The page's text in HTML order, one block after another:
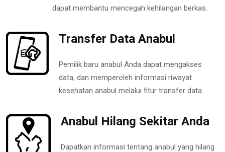
dapat membantu mencegah kehilangan berkas.
Transfer Data Anabul
Pemilik baru anabul Anda dapat mengakses
data, dan memperoleh informasi riwayat
kesehatan anabul melalui fitur transfer data.
Anabul Hilang Sekitar Anda
Dapatkan informasi tentang anabul yang hilang